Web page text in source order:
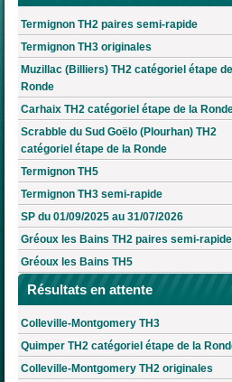
Termignon TH2 paires semi-rapide
Termignon TH3 originales
Muzillac (Billiers) TH2 catégoriel étape
Ronde
Carhaix TH2 catégoriel étape de la
Scrabble du Sud Goëlo (Plourhan) TH2
catégoriel étape de la Ronde
Termignon TH5
Termignon TH3 semi-rapide
SP du 01/09/2025 au 31/07/2026
Gréoux les Bains TH2 paires semi-rapide
Gréoux les Bains TH5
Résultats en attente
Colleville-Montgomery TH3
Quimper TH2 catégoriel étape de la
Colleville-Montgomery TH2 originales